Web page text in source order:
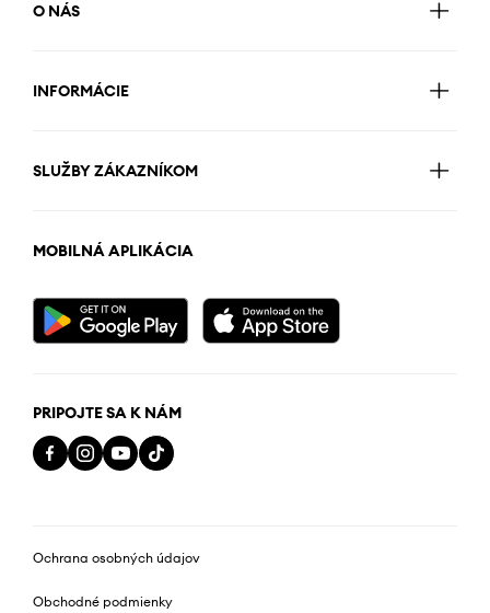
O NÁS
INFORMÁCIE
SLUŽBY ZÁKAZNÍKOM
MOBILNÁ APLIKÁCIA
PRIPOJTE SA K NÁM
Ochrana osobných údajov
Obchodné podmienky